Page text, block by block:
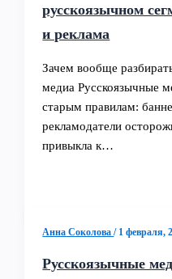
русскоязычном
и реклама
Зачем вообще
медиа Русскоязычные
старым правилам:
рекламодатели
привыкла к…
Анна Соколова/ 1 февраля,
Русскоязычные